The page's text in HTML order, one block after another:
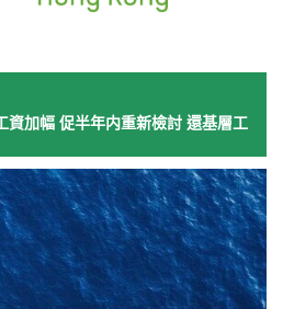
資加幅 促半年内重新檢討 還基層工